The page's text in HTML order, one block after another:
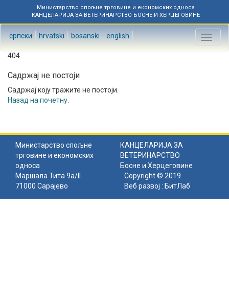
Министарство спољне трговине и економских односа
КАНЦЕЛАРИЈА ЗА ВЕТЕРИНАРСТВО БОСНЕ И ХЕРЦЕГОВИНЕ
српски hrvatski bosanski english
Toggle
404
Садржај не постоји
Садржај коју тражите не постоји.
Назад на почетну
Министарство спољне
трговине и економских
односа
КАНЦЕЛАРИЈА ЗА
ВЕТЕРИНАРСТВО
Босне и Херцеговине
Маршала Тита 9а/II
71000 Сарајево
Copyright © 2019
Веб развој : БитЛаб